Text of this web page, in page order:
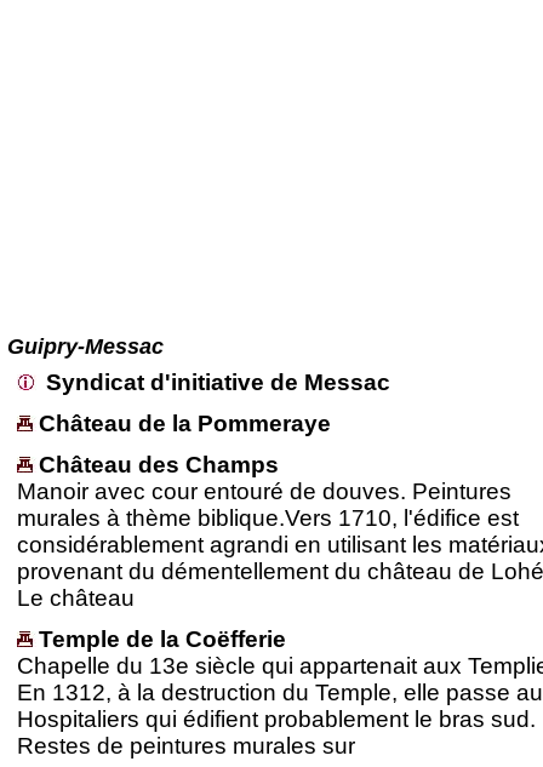
Guipry-Messac
Syndicat d'initiative de Messac
Château de la Pommeraye
Château des Champs
Manoir avec cour entouré de douves. Peintures
murales à thème biblique.Vers 1710, l'édifice est
considérablement agrandi en utilisant les
provenant du démentellement du château de
Le château
Temple de la Coëfferie
Chapelle du 13e siècle qui appartenait aux
En 1312, à la destruction du Temple, elle passe
Hospitaliers qui édifient probablement le bras sud.
Restes de peintures murales sur